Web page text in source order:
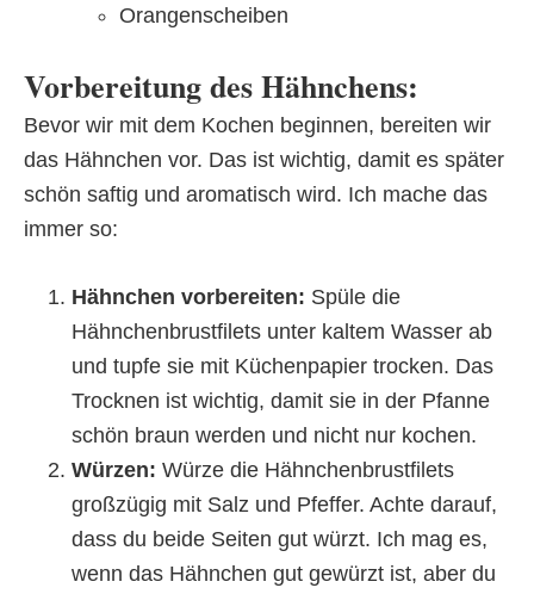
Orangenscheiben
Vorbereitung des Hähnchens:
Bevor wir mit dem Kochen beginnen, bereiten wir
das Hähnchen vor. Das ist wichtig, damit es später
schön saftig und aromatisch wird. Ich mache das
immer so:
Hähnchen vorbereiten: Spüle die
Hähnchenbrustfilets unter kaltem Wasser ab
und tupfe sie mit Küchenpapier trocken. Das
Trocknen ist wichtig, damit sie in der Pfanne
schön braun werden und nicht nur kochen.
Würzen: Würze die Hähnchenbrustfilets
großzügig mit Salz und Pfeffer. Achte darauf,
dass du beide Seiten gut würzt. Ich mag es,
wenn das Hähnchen gut gewürzt ist, aber du